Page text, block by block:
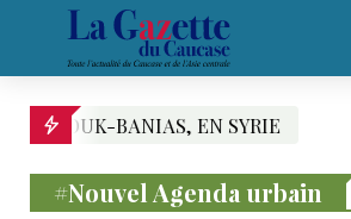
BANIAS, EN SYRIE ANKARA
#Nouvel Agenda urbain